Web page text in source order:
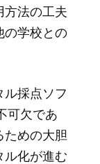
方法の工夫
の学校との
採点ソフ
可欠であ
ための大胆
ル化が進む